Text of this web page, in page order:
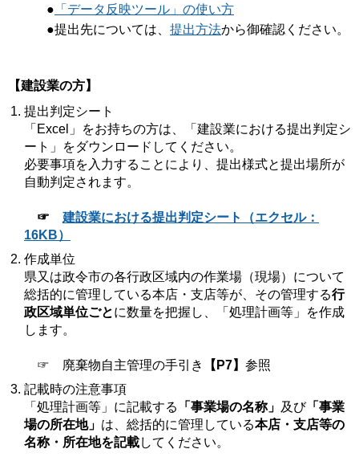
● 「データ反映ツール」の使い方
●提出先については、 提出方法から御確認ください。
【建設業の方】
提出判定シート
「Excel」をお持ちの方は、「建設業における提出判定シ
ート」をダウンロードしてください。
必要事項を入力することにより、提出様式と提出場所が
自動判定されます。
☞ 建設業における提出判定シート（エクセル：
16KB）
作成単位
県又は政令市の各行政区域内の作業場（現場）について
総括的に管理している本店・支店等が、その管理する行
政区域単位ごとに数量を把握し、「処理計画等」を作成
します。
☞ 廃棄物自主管理の手引き 【P7】 参照
記載時の注意事項
「処理計画等」に記載する
「事業場の名称」 及び「事業
場の所在地」 は、総括的に管理している本店・支店等の
名称・所在地を記載してください。